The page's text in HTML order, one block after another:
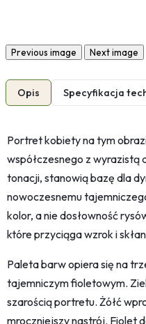
Previous image Next image
Opis Specyfikacja
Portret kobiety na tym
współczesnego z
tonacji, stanowią bazę dla
nowoczesnemu
kolor, a nie dosłowność
które przyciąga wzrok i
Paleta barw opiera się na
tajemniczym fioletowym.
szarością portretu. Żółć
mroczniejszy nastrój. Fiolet